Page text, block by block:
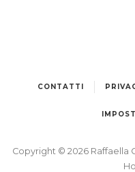
CONTATTI
Copyright © 2026 Raffaella